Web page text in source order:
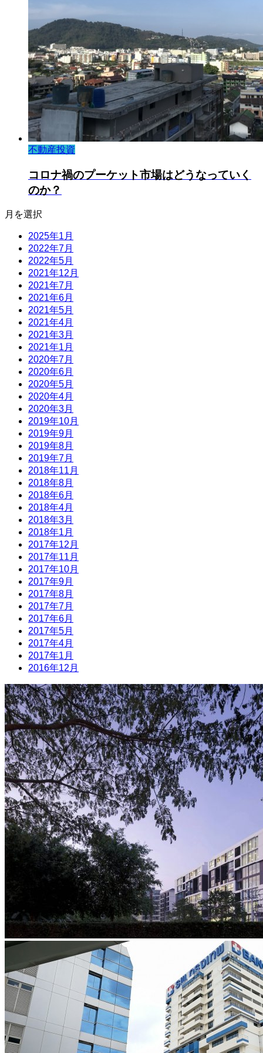
不動産投資
コロナ禍のプーケット市場はどうなっていく
のか？
月を選択
2025年1月
2022年7月
2022年5月
2021年12月
2021年7月
2021年6月
2021年5月
2021年4月
2021年3月
2021年1月
2020年7月
2020年6月
2020年5月
2020年4月
2020年3月
2019年10月
2019年9月
2019年8月
2019年7月
2018年11月
2018年8月
2018年6月
2018年4月
2018年3月
2018年1月
2017年12月
2017年11月
2017年10月
2017年9月
2017年8月
2017年7月
2017年6月
2017年5月
2017年4月
2017年1月
2016年12月